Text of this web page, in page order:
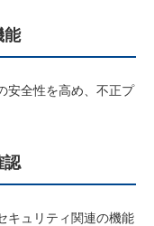
能
安全性を高め、不正プ
認
キュリティ関連の機能